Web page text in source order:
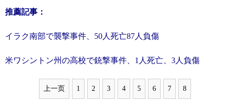
推薦記事：
イラク南部で襲撃事件、50人死亡87人負傷
米ワシントン州の高校で銃撃事件、1人死亡、3人負傷
上一页 1 2 3 4 5 6 7 8